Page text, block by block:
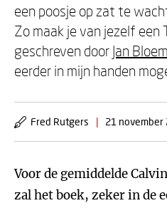
een poosje op zat te
Zo maak je van jezelf een
geschreven door Jan
eerder in mijn handen
Fred Rutgers | 21 november
Voor de gemiddelde
zal het boek, zeker in de